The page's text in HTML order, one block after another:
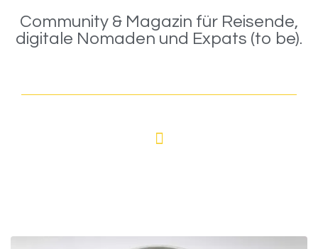
Community & Magazin für Reisende,
digitale Nomaden und Expats (to be).